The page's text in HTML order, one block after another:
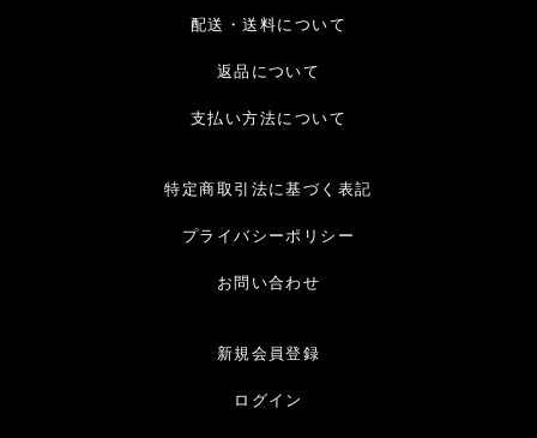
配送・送料について
返品について
支払い方法について
特定商取引法に基づく表記
プライバシーポリシー
お問い合わせ
新規会員登録
ログイン